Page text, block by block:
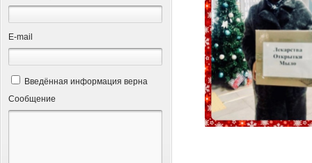
Е-mail
Введённая информация верна
Сообщение